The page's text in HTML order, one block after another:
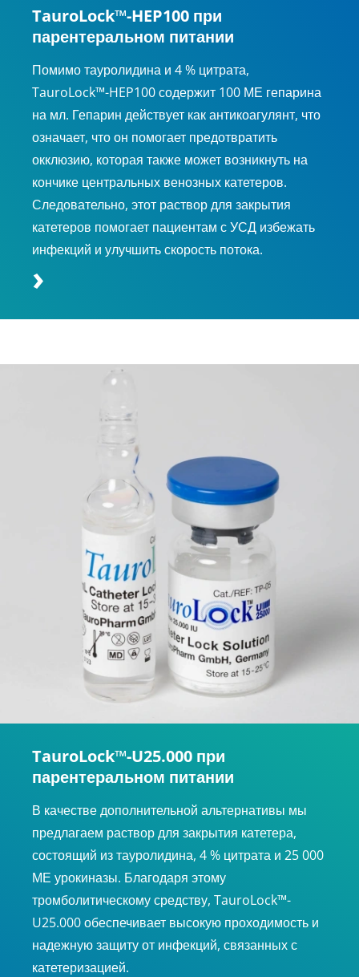
TauroLock™-HEP100 при
парентеральном питании
Помимо тауролидина и 4 % цитрата,
TauroLock™-HEP100 содержит 100 МЕ гепарина
на мл. Гепарин действует как антикоагулянт, что
означает, что он помогает предотвратить
окклюзию, которая также может возникнуть на
кончике центральных венозных катетеров.
Следовательно, этот раствор для закрытия
катетеров помогает пациентам с УСД избежать
инфекций и улучшить скорость потока.
TauroLock™-U25.000 при
парентеральном питании
В качестве дополнительной альтернативы мы
предлагаем раствор для закрытия катетера,
состоящий из тауролидина, 4 % цитрата и 25 000
МЕ урокиназы. Благодаря этому
тромболитическому средству, TauroLock™-
U25.000 обеспечивает высокую проходимость и
надежную защиту от инфекций, связанных с
катетеризацией.